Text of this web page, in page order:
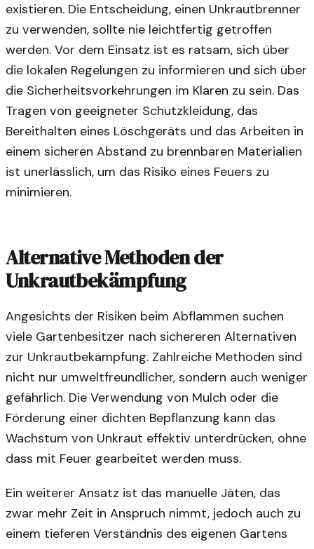
existieren. Die Entscheidung, einen Unkrautbrenner
zu verwenden, sollte nie leichtfertig getroffen
werden. Vor dem Einsatz ist es ratsam, sich über
die lokalen Regelungen zu informieren und sich über
die Sicherheitsvorkehrungen im Klaren zu sein. Das
Tragen von geeigneter Schutzkleidung, das
Bereithalten eines Löschgeräts und das Arbeiten in
einem sicheren Abstand zu brennbaren Materialien
ist unerlässlich, um das Risiko eines Feuers zu
minimieren.
Alternative Methoden der
Unkrautbekämpfung
Angesichts der Risiken beim Abflammen suchen
viele Gartenbesitzer nach sichereren Alternativen
zur Unkrautbekämpfung. Zahlreiche Methoden sind
nicht nur umweltfreundlicher, sondern auch weniger
gefährlich. Die Verwendung von Mulch oder die
Förderung einer dichten Bepflanzung kann das
Wachstum von Unkraut effektiv unterdrücken, ohne
dass mit Feuer gearbeitet werden muss.
Ein weiterer Ansatz ist das manuelle Jäten, das
zwar mehr Zeit in Anspruch nimmt, jedoch auch zu
einem tieferen Verständnis des eigenen Gartens